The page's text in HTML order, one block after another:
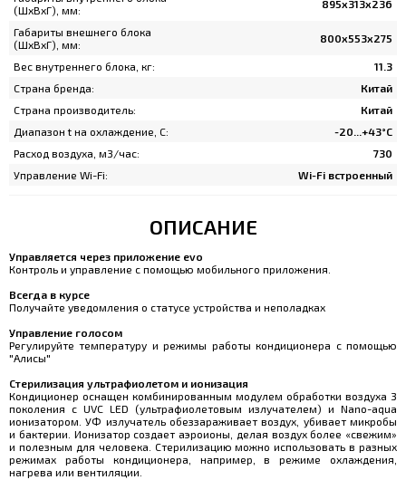
(ШхВхГ), мм:
895х313х236
Габариты внешнего блока
(ШхВхГ), мм:
800х553х275
Вес внутреннего блока, кг:
11.3
Страна бренда:
Китай
Страна производитель:
Китай
Диапазон t на охлаждение, C:
-20...+43°C
Расход воздуха, м3/час:
730
Управление Wi-Fi:
Wi-Fi встроенный
ОПИСАНИЕ
Управляется через приложение evo
Контроль и управление с помощью мобильного приложения.
Всегда в курсе
Получайте уведомления о статусе устройства и неполадках
Управление голосом
Регулируйте температуру и режимы работы кондиционера с помощью
"Алисы"
Стерилизация ультрафиолетом и ионизация
Кондиционер оснащен комбинированным модулем обработки воздуха 3
поколения с UVC LED (ультрафиолетовым излучателем) и Nano-aqua
ионизатором. УФ излучатель обеззараживает воздух, убивает микробы
и бактерии. Ионизатор создает аэроионы, делая воздух более «свежим»
и полезным для человека. Стерилизацию можно использовать в разных
режимах работы кондиционера, например, в режиме охлаждения,
нагрева или вентиляции.